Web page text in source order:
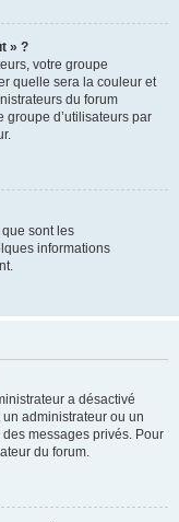
» ?
votre groupe
quelle sera la couleur et
du forum
groupe d’utilisateurs par
sont les
informations
a désactivé
administrateur ou un
messages privés. Pour
du forum.